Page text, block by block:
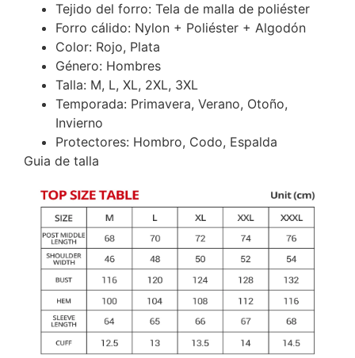
Tejido del forro: Tela de malla de poliéster
Forro cálido: Nylon + Poliéster + Algodón
Color: Rojo, Plata
Género: Hombres
Talla: M, L, XL, 2XL, 3XL
Temporada: Primavera, Verano, Otoño,
Invierno
Protectores: Hombro, Codo, Espalda
Guia de talla